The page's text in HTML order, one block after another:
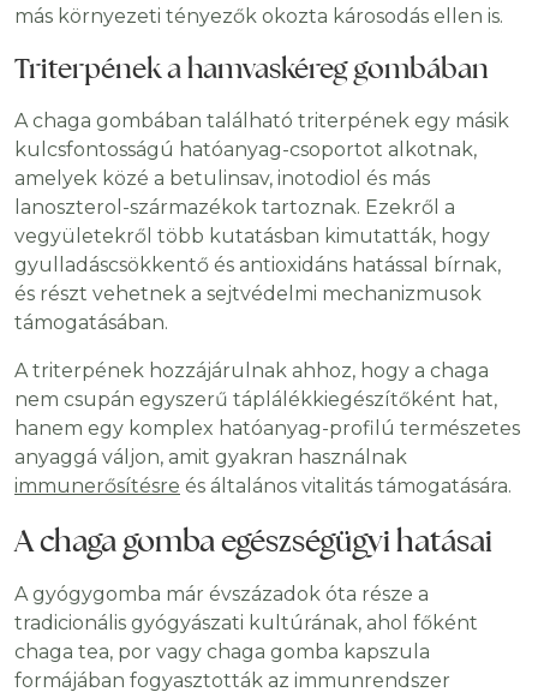
más környezeti tényezők okozta károsodás ellen is.
Triterpének a hamvaskéreg gombában
A chaga gombában található triterpének egy másik
kulcsfontosságú hatóanyag-csoportot alkotnak,
amelyek közé a betulinsav, inotodiol és más
lanoszterol-származékok tartoznak. Ezekről a
vegyületekről több kutatásban kimutatták, hogy
gyulladáscsökkentő és antioxidáns hatással bírnak,
és részt vehetnek a sejtvédelmi mechanizmusok
támogatásában.
A triterpének hozzájárulnak ahhoz, hogy a chaga
nem csupán egyszerű táplálékkiegészítőként hat,
hanem egy komplex hatóanyag-profilú természetes
anyaggá váljon, amit gyakran használnak
immunerősítésre és általános vitalitás támogatására.
A chaga gomba egészségügyi hatásai
A gyógygomba már évszázadok óta része a
tradicionális gyógyászati kultúrának, ahol főként
chaga tea, por vagy chaga gomba kapszula
formájában fogyasztották az immunrendszer